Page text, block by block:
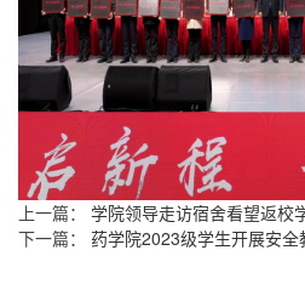
上一篇： 学院领导走访宿舍看望返校
下一篇： 药学院2023级学生开展安全